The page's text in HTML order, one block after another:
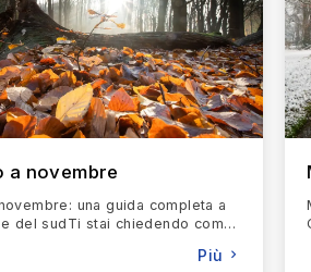
per fenicotteri e altri uccelli
e le sue viste panoramiche
alla spiaggia e una serie di servizi
più boutique con tocchi di
le cantine locali, assaggiare
a novembre
una guida completa a
del sudTi stai chiedendo come
Più